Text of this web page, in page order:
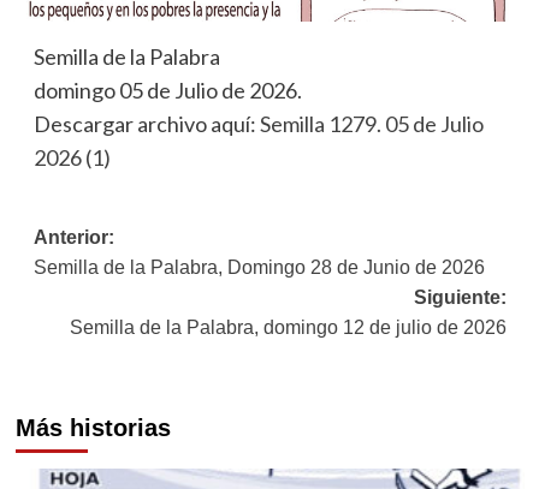
Semilla de la Palabra
domingo 05 de Julio de 2026.
Descargar archivo aquí:Semilla 1279. 05 de Julio
2026 (1)
Navegación
de
entradas
Anterior:
Semilla de la Palabra, Domingo 28 de Junio de 2026
Siguiente:
Semilla de la Palabra, domingo 12 de julio de 2026
Más historias